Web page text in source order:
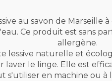
au savon de Marseille
Ce produit est sans
allergène.
lessive naturelle et
laver le linge. Elle est
s'utiliser en machine ou à